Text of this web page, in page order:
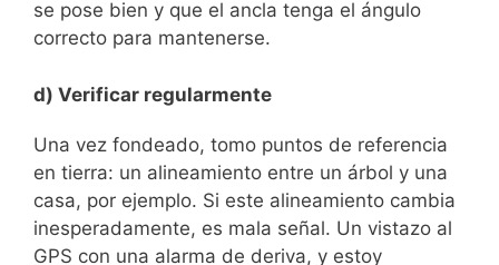
se pose bien y que el ancla tenga el ángulo
correcto para mantenerse.
d) Verificar regularmente
Una vez fondeado, tomo puntos de referencia
en tierra: un alineamiento entre un árbol y una
casa, por ejemplo. Si este alineamiento cambia
inesperadamente, es mala señal. Un vistazo al
GPS con una alarma de deriva, y estoy